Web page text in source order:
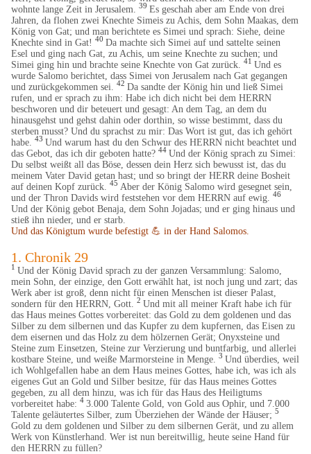
wohnte lange Zeit in Jerusalem.39 Es geschah aber am Ende von drei
Jahren, da flohen zwei Knechte Simeis zu Achis, dem Sohn Maakas, dem
König von Gat; und man berichtete es Simei und sprach: Siehe, deine
Knechte sind in Gat!40 Da machte sich Simei auf und sattelte seinen
Esel und ging nach Gat, zu Achis, um seine Knechte zu suchen; und
Simei ging hin und brachte seine Knechte von Gat zurück.41 Und es
wurde Salomo berichtet, dass Simei von Jerusalem nach Gat gegangen
und zurückgekommen sei.42 Da sandte der König hin und ließ Simei
rufen, und er sprach zu ihm: Habe ich dich nicht bei dem HERRN
beschworen und dir beteuert und gesagt: An dem Tag, an dem du
hinausgehst und gehst dahin oder dorthin, so wisse bestimmt, dass du
sterben musst? Und du sprachst zu mir: Das Wort ist gut, das ich gehört
habe.43 Und warum hast du den Schwur des HERRN nicht beachtet und
das Gebot, das ich dir geboten hatte?44 Und der König sprach zu Simei:
Du selbst weißt all das Böse, dessen dein Herz sich bewusst ist, das du
meinem Vater David getan hast; und so bringt der HERR deine Bosheit
auf deinen Kopf zurück.45 Aber der König Salomo wird gesegnet sein,
und der Thron Davids wird feststehen vor dem HERRN auf ewig.46
Und der König gebot Benaja, dem Sohn Jojadas; und er ging hinaus und
stieß ihn nieder, und er starb.
Und das Königtum wurde befestigt💪 in der Hand Salomos.
1. Chronik 29
1 Und der König David sprach zu der ganzen Versammlung: Salomo,
mein Sohn, der einzige, den Gott erwählt hat, ist noch jung und zart; das
Werk aber ist groß, denn nicht für einen Menschen ist dieser Palast,
sondern für den HERRN, Gott.2 Und mit all meiner Kraft habe ich für
das Haus meines Gottes vorbereitet: das Gold zu dem goldenen und das
Silber zu dem silbernen und das Kupfer zu dem kupfernen, das Eisen zu
dem eisernen und das Holz zu dem hölzernen Gerät; Onyxsteine und
Steine zum Einsetzen, Steine zur Verzierung und buntfarbig, und allerlei
kostbare Steine, und weiße Marmorsteine in Menge.3 Und überdies, weil
ich Wohlgefallen habe an dem Haus meines Gottes, habe ich, was ich als
eigenes Gut an Gold und Silber besitze, für das Haus meines Gottes
gegeben, zu all dem hinzu, was ich für das Haus des Heiligtums
vorbereitet habe:4 3.000 Talente Gold, von Gold aus Ophir, und 7.000
Talente geläutertes Silber, zum Überziehen der Wände der Häuser;5
Gold zu dem goldenen und Silber zu dem silbernen Gerät, und zu allem
Werk von Künstlerhand. Wer ist nun bereitwillig, heute seine Hand für
den HERRN zu füllen?